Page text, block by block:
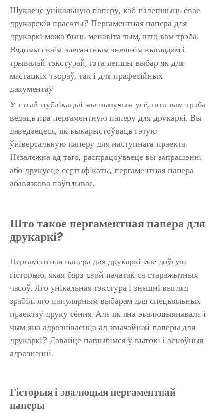
Шукаеце унікальную паперу, каб палепшыць свае
друкарскія праекты? Пергаментная папера для
друкаркі можа быць менавіта тым, што вам трэба.
Вядомы сваім элегантным знешнім выглядам і
трывалай тэкстурай, гэта лепшы выбар як для
мастацкіх твораў, так і для прафесійных
дакументаў.
У гэтай публікацыі мы вывучым усё, што вам трэба
ведаць пра пергаментную паперу для друкаркі. Вы
даведаецеся, як выкарыстоўваць гэтую
ўніверсальную паперу для наступнага праекта.
Незалежна ад таго, распрацоўваеце вы запрашэнні
або друкуеце сертыфікаты, пергаментная папера
абавязкова паўплывае.
Што такое пергаментная папера для
друкаркі?
Пергаментная папера для друкаркі мае доўгую
гісторыю, якая бярэ свой пачатак са старажытных
часоў. Яго унікальная тэкстура і знешні выгляд
зрабілі яго папулярным выбарам для спецыяльных
праектаў друку сёння. Але як яна эвалюцыянавала і
чым яна адрозніваецца ад звычайнай паперы для
друкаркі? Давайце паглыбімся ў вытокі і асноўныя
адрозненні.
Гісторыя і эвалюцыя пергаментнай
паперы